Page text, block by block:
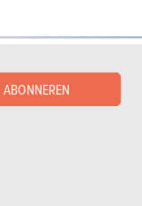
ABONNEREN